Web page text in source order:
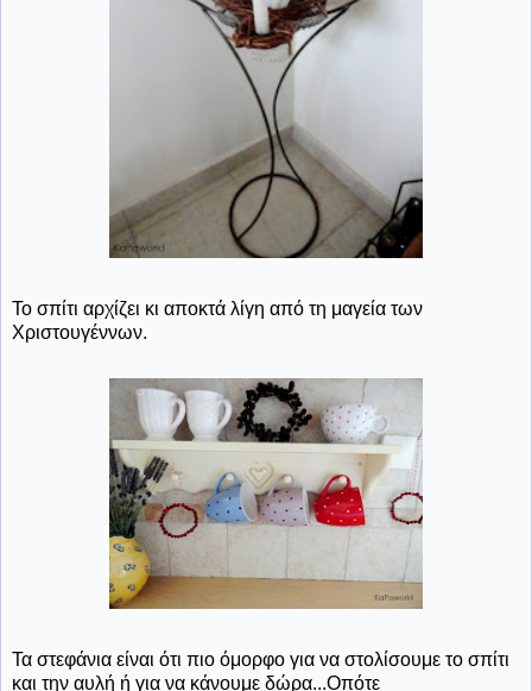
Το σπίτι αρχίζει κι αποκτά λίγη από τη μαγεία των
Χριστουγέννων.
Τα στεφάνια είναι ότι πιο όμορφο για να στολίσουμε το σπίτι
και την αυλή ή για να κάνουμε δώρα...Οπότε